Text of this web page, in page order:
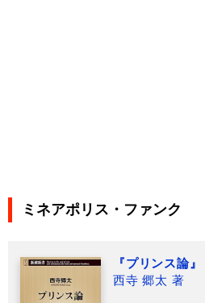
ミネアポリス・ファンク
『プリンス論』
西寺 郷太 著